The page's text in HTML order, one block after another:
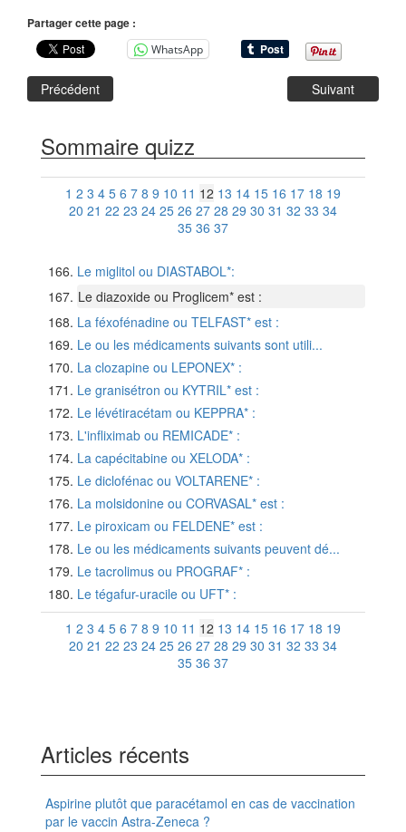
Partager cette page :
WhatsApp
Précédent Suivant
Sommaire quizz
1 2 3 4 5 6 7 8 9 10 11 12 13 14 15 16 17 18 19
20 21 22 23 24 25 26 27 28 29 30 31 32 33 34
35 36 37
Le miglitol ou DIASTABOL*:
Le diazoxide ou Proglicem* est :
La féxofénadine ou TELFAST* est :
Le ou les médicaments suivants sont utili...
La clozapine ou LEPONEX* :
Le granisétron ou KYTRIL* est :
Le lévétiracétam ou KEPPRA* :
L'infliximab ou REMICADE* :
La capécitabine ou XELODA* :
Le diclofénac ou VOLTARENE* :
La molsidonine ou CORVASAL* est :
Le piroxicam ou FELDENE* est :
Le ou les médicaments suivants peuvent dé...
Le tacrolimus ou PROGRAF* :
Le tégafur-uracile ou UFT* :
1 2 3 4 5 6 7 8 9 10 11 12 13 14 15 16 17 18 19
20 21 22 23 24 25 26 27 28 29 30 31 32 33 34
35 36 37
Articles récents
Aspirine plutôt que paracétamol en cas de vaccination
par le vaccin Astra-Zeneca ?